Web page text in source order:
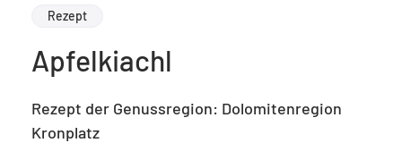
Rezept
Apfelkiachl
Rezept der Genussregion: Dolomitenregion
Kronplatz